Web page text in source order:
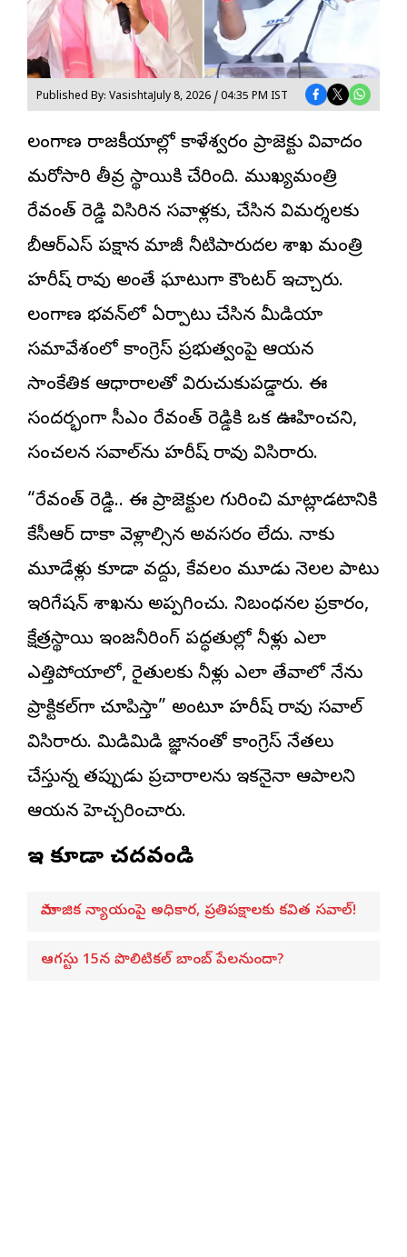
Published By: VasishtaJuly 8, 2026 / 04:35 PM IST
తెలంగాణ రాజకీయాల్లో కాళేశ్వరం ప్రాజెక్టు వివాదం
మరోసారి తీవ్ర స్థాయికి చేరింది. ముఖ్యమంత్రి
రేవంత్ రెడ్డి విసిరిన సవాళ్లకు, చేసిన విమర్శలకు
బీఆర్ఎస్ పక్షాన మాజీ నీటిపారుదల శాఖ మంత్రి
హరీష్ రావు అంతే ఘాటుగా కౌంటర్ ఇచ్చారు.
తెలంగాణ భవన్‌లో ఏర్పాటు చేసిన మీడియా
సమావేశంలో కాంగ్రెస్ ప్రభుత్వంపై ఆయన
సాంకేతిక ఆధారాలతో విరుచుకుపడ్డారు. ఈ
సందర్భంగా సీఎం రేవంత్ రెడ్డికి ఒక ఊహించని,
సంచలన సవాల్‌ను హరీష్ రావు విసిరారు.
“రేవంత్ రెడ్డి.. ఈ ప్రాజెక్టుల గురించి మాట్లాడటానికి
కేసీఆర్ దాకా వెళ్లాల్సిన అవసరం లేదు. నాకు
మూడేళ్లు కూడా వద్దు, కేవలం మూడు నెలల పాటు
ఇరిగేషన్ శాఖను అప్పగించు. నిబంధనల ప్రకారం,
క్షేత్రస్థాయి ఇంజనీరింగ్ పద్ధతుల్లో నీళ్లు ఎలా
ఎత్తిపోయాలో, రైతులకు నీళ్లు ఎలా తేవాలో నేను
ప్రాక్టికల్‌గా చూపిస్తా” అంటూ హరీష్ రావు సవాల్
విసిరారు. మిడిమిడి జ్ఞానంతో కాంగ్రెస్ నేతలు
చేస్తున్న తప్పుడు ప్రచారాలను ఇకనైనా ఆపాలని
ఆయన హెచ్చరించారు.
ఇవి కూడా చదవండి
సామాజిక న్యాయంపై అధికార, ప్రతిపక్షాలకు కవిత సవాల్!
ఆగస్టు 15న పొలిటికల్ బాంబ్ పేలనుందా?